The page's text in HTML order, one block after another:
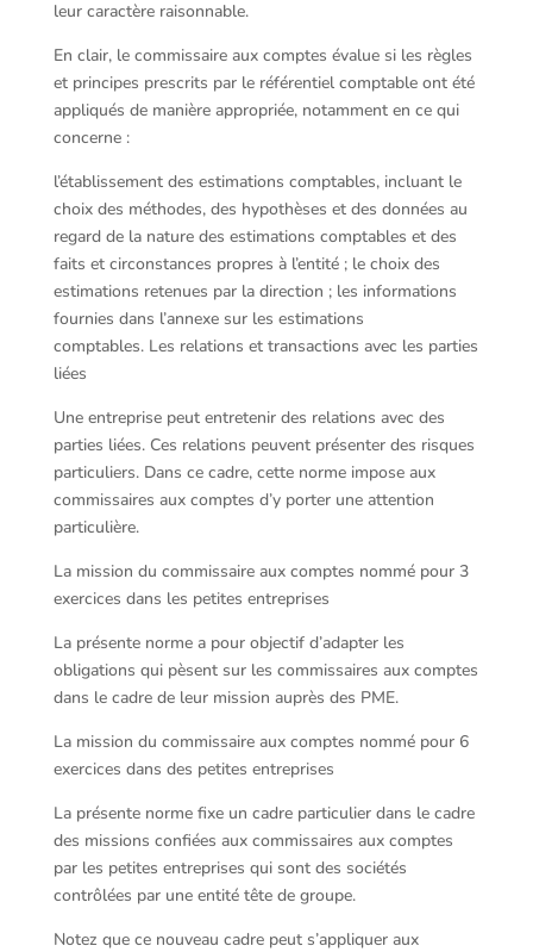
leur caractère raisonnable.
En clair, le commissaire aux comptes évalue si les règles
et principes prescrits par le référentiel comptable ont été
appliqués de manière appropriée, notamment en ce qui
concerne :
l’établissement des estimations comptables, incluant le
choix des méthodes, des hypothèses et des données au
regard de la nature des estimations comptables et des
faits et circonstances propres à l’entité ; le choix des
estimations retenues par la direction ; les informations
fournies dans l’annexe sur les estimations
comptables. Les relations et transactions avec les parties
liées
Une entreprise peut entretenir des relations avec des
parties liées. Ces relations peuvent présenter des risques
particuliers. Dans ce cadre, cette norme impose aux
commissaires aux comptes d’y porter une attention
particulière.
La mission du commissaire aux comptes nommé pour 3
exercices dans les petites entreprises
La présente norme a pour objectif d’adapter les
obligations qui pèsent sur les commissaires aux comptes
dans le cadre de leur mission auprès des PME.
La mission du commissaire aux comptes nommé pour 6
exercices dans des petites entreprises
La présente norme fixe un cadre particulier dans le cadre
des missions confiées aux commissaires aux comptes
par les petites entreprises qui sont des sociétés
contrôlées par une entité tête de groupe.
Notez que ce nouveau cadre peut s’appliquer aux